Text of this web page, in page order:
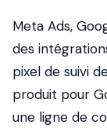
Meta Ads,
des
pixel de suivi
produit pour
une ligne de